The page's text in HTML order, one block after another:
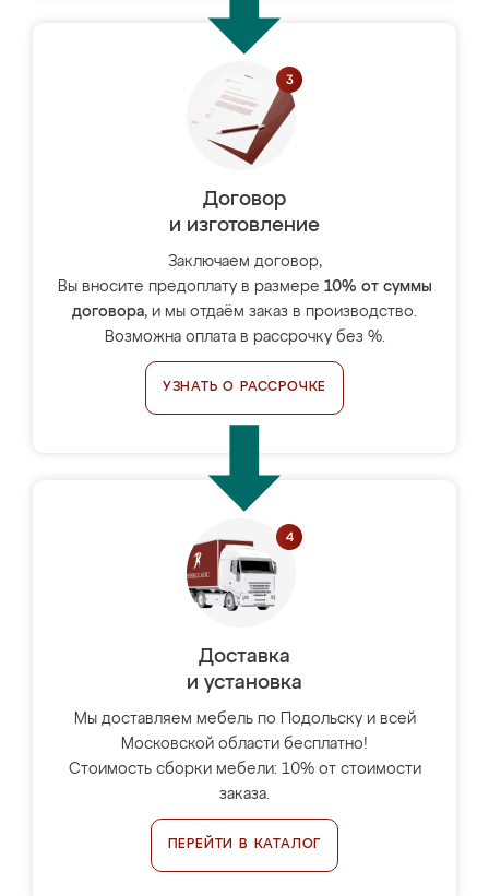
Договор
и изготовление
Заключаем договор,
Вы вносите предоплату в размере 10% от суммы
договора, и мы отдаём заказ в производство.
Возможна оплата в рассрочку без %.
УЗНАТЬ О РАССРОЧКЕ
Доставка
и установка
Мы доставляем мебель по Подольску и всей
Московской области бесплатно!
Стоимость сборки мебели: 10% от стоимости
заказа.
ПЕРЕЙТИ В КАТАЛОГ